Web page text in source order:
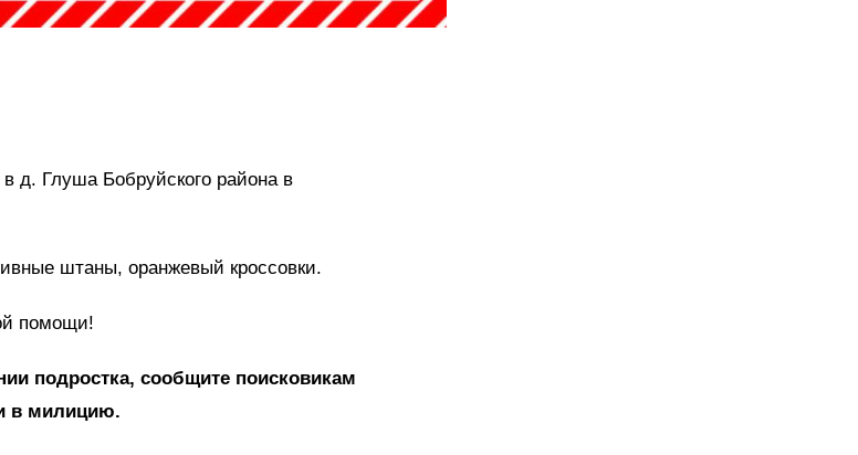
д. Глуша Бобруйского района в
штаны, оранжевый кроссовки.
помощи!
подростка, сообщите поисковикам
в милицию.